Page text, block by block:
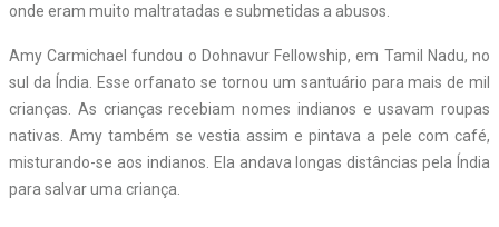
onde eram muito maltratadas e submetidas a abusos.
Amy Carmichael fundou o Dohnavur Fellowship, em Tamil Nadu, no
sul da Índia. Esse orfanato se tornou um santuário para mais de mil
crianças. As crianças recebiam nomes indianos e usavam roupas
nativas. Amy também se vestia assim e pintava a pele com café,
misturando-se aos indianos. Ela andava longas distâncias pela Índia
para salvar uma criança.